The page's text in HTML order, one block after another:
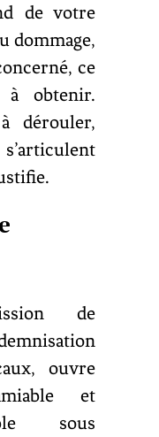
de votre
dommage,
ce
à obtenir.
dérouler,
de
ouvre
et
sous